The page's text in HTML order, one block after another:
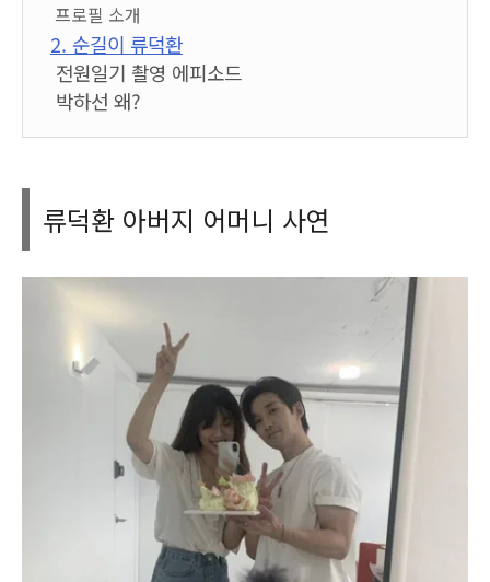
프로필 소개
2. 순길이 류덕환
전원일기 촬영 에피소드
박하선 왜?
류덕환 아버지 어머니 사연